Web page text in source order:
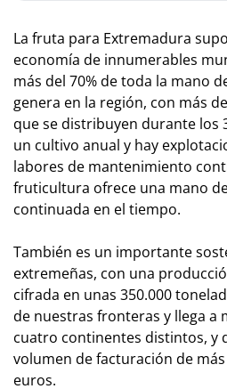
La fruta para Extremadura
economía de innumerables
más del 70% de toda la mano
genera en la región, con más
que se distribuyen durante los
un cultivo anual y hay
labores de mantenimiento
fruticultura ofrece una mano
continuada en el tiempo.
También es un importante
extremeñas, con una
cifrada en unas 350.000
de nuestras fronteras y llega a
cuatro continentes distintos, y
volumen de facturación de
euros.